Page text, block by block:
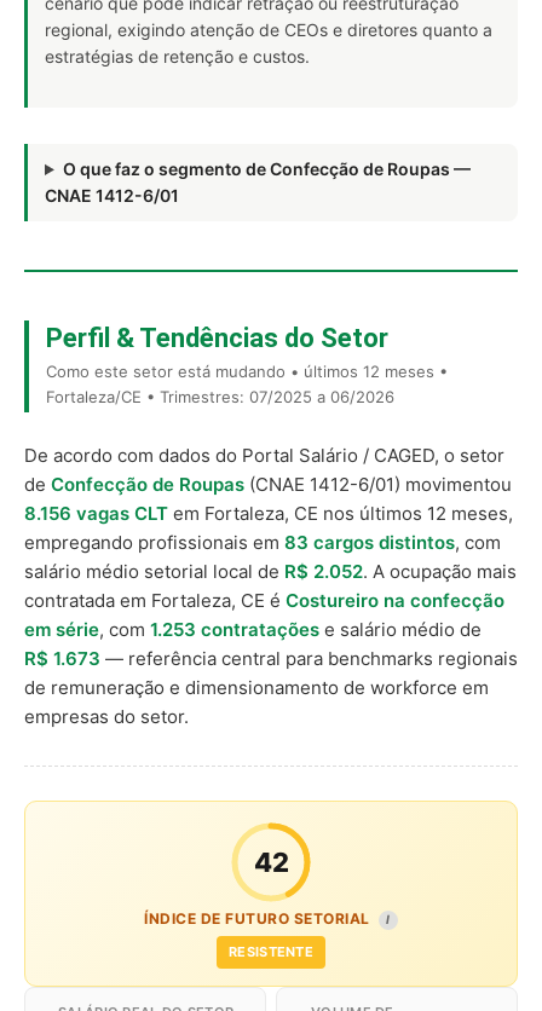
regional, exigindo atenção de CEOs e diretores quanto a
estratégias de retenção e custos.
O que faz o segmento de Confecção de Roupas —
CNAE 1412-6/01
Perfil & Tendências do Setor
Como este setor está mudando • últimos 12 meses •
Fortaleza/CE • Trimestres: 07/2025 a 06/2026
De acordo com dados do Portal Salário / CAGED, o setor
de Confecção de Roupas (CNAE 1412-6/01) movimentou
8.156 vagas CLT em Fortaleza, CE nos últimos 12 meses,
empregando profissionais em 83 cargos distintos, com
salário médio setorial local de R$ 2.052. A ocupação mais
contratada em Fortaleza, CE é Costureiro na confecção
em série, com 1.253 contratações e salário médio de
R$ 1.673 — referência central para benchmarks regionais
de remuneração e dimensionamento de workforce em
empresas do setor.
42
ÍNDICE DE FUTURO SETORIAL I
RESISTENTE